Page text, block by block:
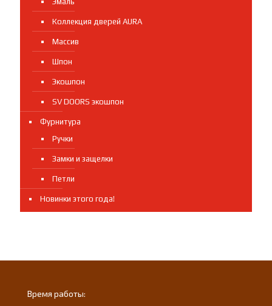
Коллекция дверей AURA
Массив
Шпон
Экошпон
SV DOORS экошпон
Фурнитура
Ручки
Замки и защелки
Петли
Новинки этого года!
Время работы: